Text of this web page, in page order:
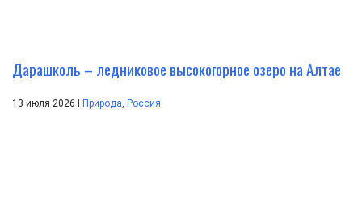
Дарашколь – ледниковое высокогорное озеро на Алтае
13 июля 2026 Природа, Россия